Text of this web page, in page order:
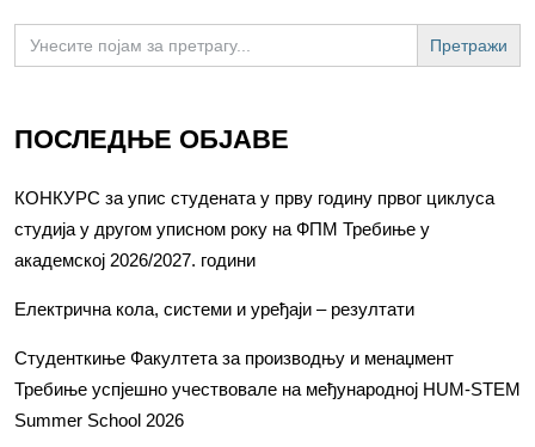
Search
for:
ПОСЛЕДЊЕ ОБЈАВЕ
КОНКУРС за упис студената у прву годину првог циклуса
студија у другом уписном року на ФПМ Требиње у
академској 2026/2027. години
Електрична кола, системи и уређаји – резултати
Студенткиње Факултета за производњу и менаџмент
Требиње успјешно учествовале на међународној HUM-STEM
Summer School 2026